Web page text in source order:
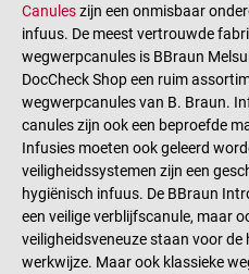
Canuleszijn een onmisbaar
infuus. De meest vertrouwde
wegwerpcanules is BBraun
DocCheck Shop een ruim
wegwerpcanules van B. Braun.
canules zijn ook een beproefde
Infusies moeten ook geleerd
veiligheidssystemen zijn een
hygiënisch infuus. De BBraun
een veilige verblijfscanule, maar
veiligheidsveneuze staan voor de
werkwijze. Maar ook klassieke